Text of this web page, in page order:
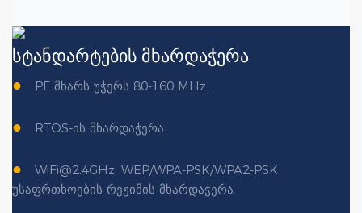
სტანდარტების მხარდაჭერა
● PF მხარს უჭერს 80-160 MHz.
● RTOS-ის მხარდაჭერა.
● WiFi@2.4GHz, WEP/WPA-PSK/WPA2-PSK
უსაფრთხოების რეჟიმის მხარდაჭერა.